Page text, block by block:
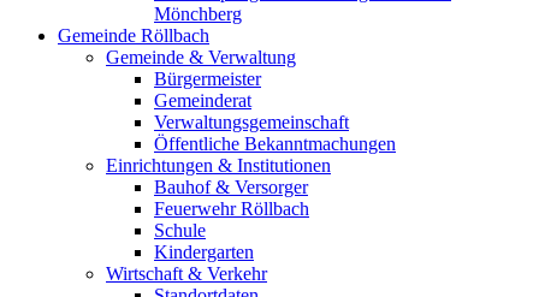
Mönchberg
Gemeinde Röllbach
Gemeinde & Verwaltung
Bürgermeister
Gemeinderat
Verwaltungsgemeinschaft
Öffentliche Bekanntmachungen
Einrichtungen & Institutionen
Bauhof & Versorger
Feuerwehr Röllbach
Schule
Kindergarten
Wirtschaft & Verkehr